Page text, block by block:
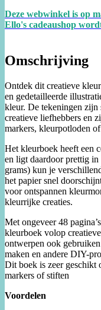
Deze webwinkel is op
Ello's cadeaushop
Omschrijving
Ontdek dit creatieve
en gedetailleerde
kleur. De tekeningen zijn
creatieve liefhebbers en
markers, kleurpotloden
Het kleurboek heeft een
en ligt daardoor prettig
grams) kun je
het papier snel
voor ontspannen
kleurrijke creaties.
Met ongeveer 48
kleurboek volop
ontwerpen ook
maken en andere DIY-
Dit boek is zeer geschikt
markers of stiften
Voordelen